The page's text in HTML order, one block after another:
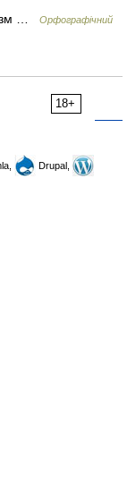
…
Орфографічний
18+
Drupal,